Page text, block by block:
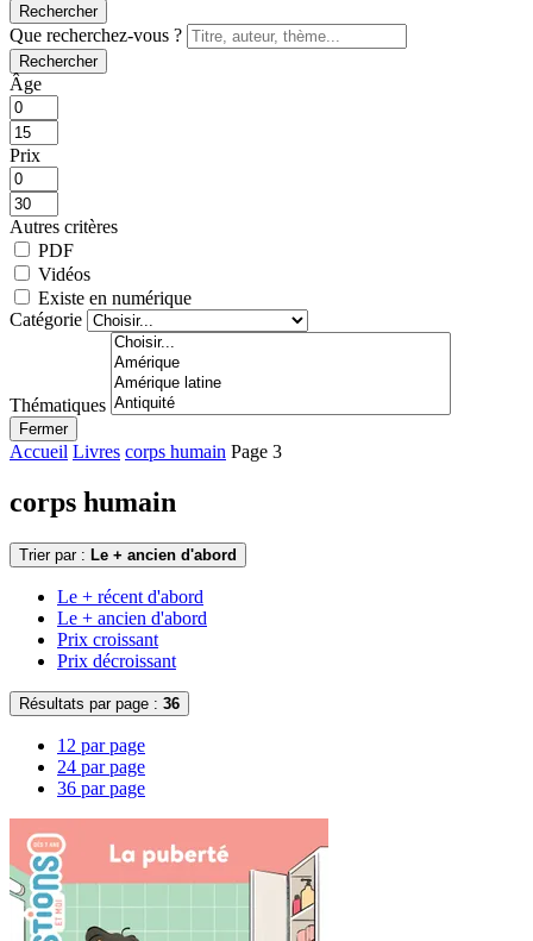
Rechercher
Que recherchez-vous ?
Rechercher
Âge
Prix
Autres critères
PDF
Vidéos
Existe en numérique
Catégorie
Thématiques
Fermer
Accueil Livres corps humain Page 3
corps humain
Trier par : Le + ancien d'abord
Le + récent d'abord
Le + ancien d'abord
Prix croissant
Prix décroissant
Résultats par page : 36
12 par page
24 par page
36 par page